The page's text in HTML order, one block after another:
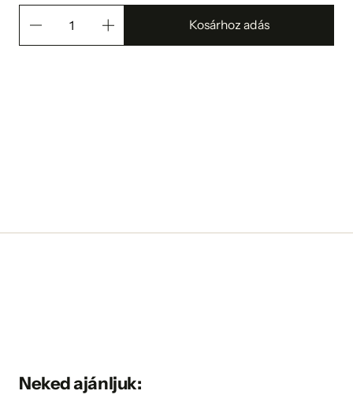
Kosárhoz adás
Neked ajánljuk: